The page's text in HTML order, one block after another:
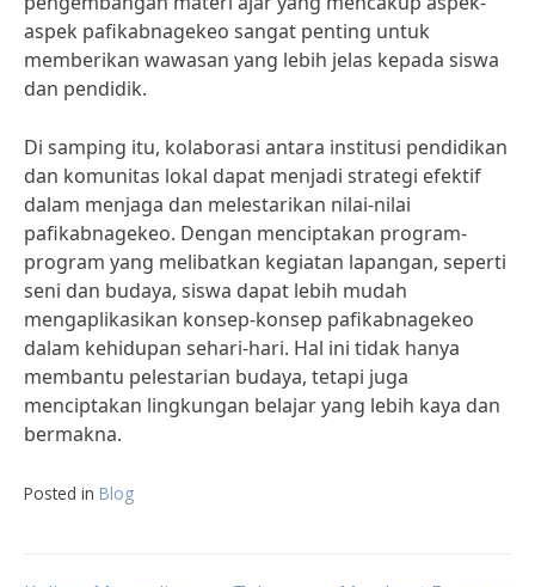
aspek pafikabnagekeo sangat penting untuk
memberikan wawasan yang lebih jelas kepada siswa
dan pendidik.
Di samping itu, kolaborasi antara institusi pendidikan
dan komunitas lokal dapat menjadi strategi efektif
dalam menjaga dan melestarikan nilai-nilai
pafikabnagekeo. Dengan menciptakan program-
program yang melibatkan kegiatan lapangan, seperti
seni dan budaya, siswa dapat lebih mudah
mengaplikasikan konsep-konsep pafikabnagekeo
dalam kehidupan sehari-hari. Hal ini tidak hanya
membantu pelestarian budaya, tetapi juga
menciptakan lingkungan belajar yang lebih kaya dan
bermakna.
Posted in Blog